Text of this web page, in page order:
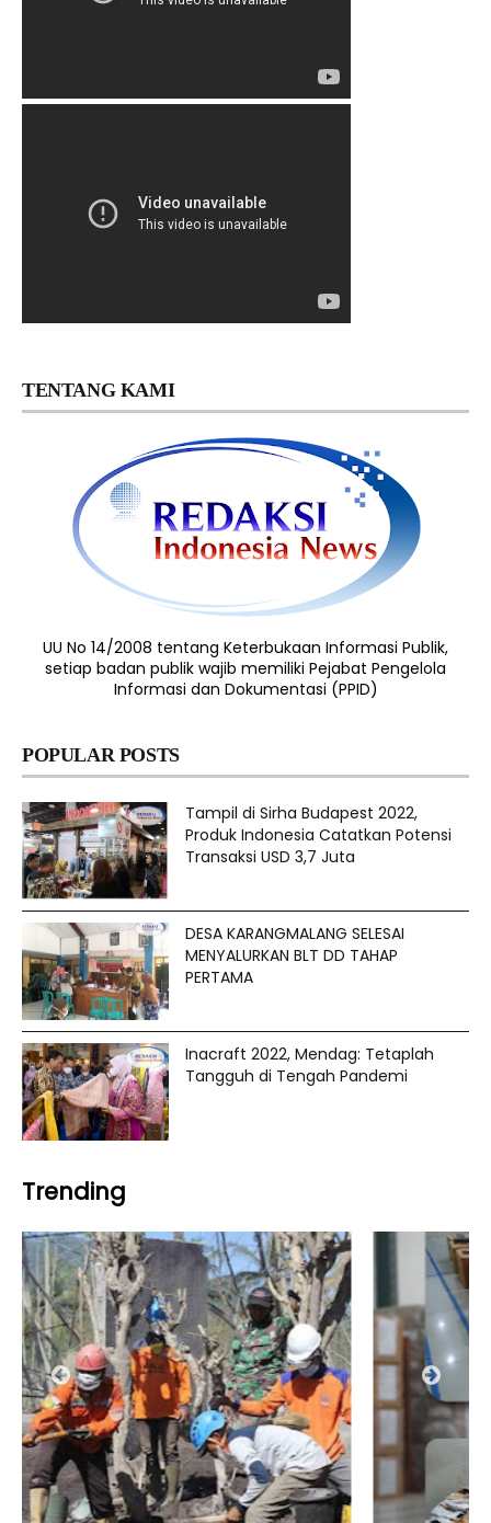
TENTANG KAMI
UU No 14/2008 tentang Keterbukaan Informasi Publik,
setiap badan publik wajib memiliki Pejabat Pengelola
Informasi dan Dokumentasi (PPID)
POPULAR POSTS
Tampil di Sirha Budapest 2022,
Produk Indonesia Catatkan Potensi
Transaksi USD 3,7 Juta
DESA KARANGMALANG SELESAI
MENYALURKAN BLT DD TAHAP
PERTAMA
Inacraft 2022, Mendag: Tetaplah
Tangguh di Tengah Pandemi
Trending